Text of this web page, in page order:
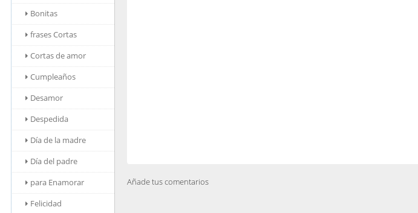
Bonitas
frases Cortas
Cortas de amor
Cumpleaños
Desamor
Despedida
Día de la madre
Día del padre
para Enamorar
Felicidad
Añade tus comentarios